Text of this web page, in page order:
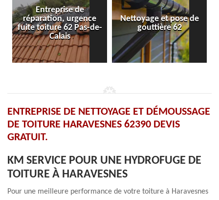
de
Pas-de-
Nettoyage et pose de
gouttière 62
Pose et
velux 62
ENTREPRISE DE NETTOYAGE ET DÉMOUSSAGE
DE TOITURE HARAVESNES 62390 DEVIS
GRATUIT.
KM SERVICE POUR UNE HYDROFUGE DE
TOITURE À HARAVESNES
Pour une meilleure performance de votre toiture à Haravesnes